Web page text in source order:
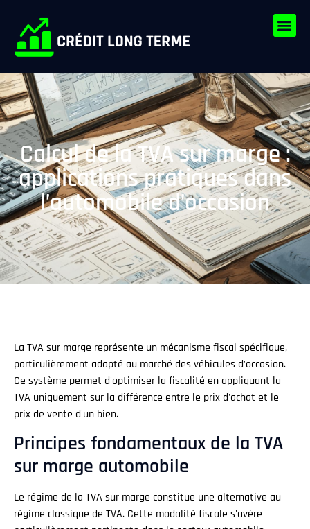
Calcul de la TVA sur marge :
applications pratiques dans
l’automobile d’occasion
La TVA sur marge représente un mécanisme fiscal spécifique,
particulièrement adapté au marché des véhicules d'occasion.
Ce système permet d'optimiser la fiscalité en appliquant la
TVA uniquement sur la différence entre le prix d'achat et le
prix de vente d'un bien.
Principes fondamentaux de la TVA
sur marge automobile
Le régime de la TVA sur marge constitue une alternative au
régime classique de TVA. Cette modalité fiscale s'avère